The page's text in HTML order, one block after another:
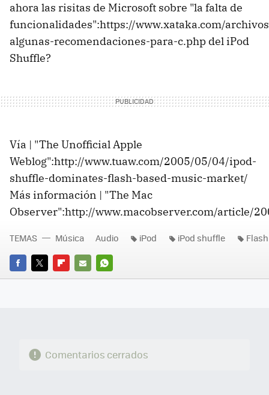
ahora las risitas de Microsoft sobre "la falta de
funcionalidades":https://www.xataka.com/
algunas-recomendaciones-para-c.php del iPod
Shuffle?
Vía | "The Unofficial Apple
Weblog":http://www.tuaw.com/2005/05/04/ipod-
shuffle-dominates-flash-based-music-market/
Más información | "The Mac
Observer":http://www.macobserver.com/article/
FACEBOOK
TWITTERFLIPBOARD
E-
WHATSAPP
TEMAS Música Audio iPod iPod shuffle Flash
Comentarios cerrados